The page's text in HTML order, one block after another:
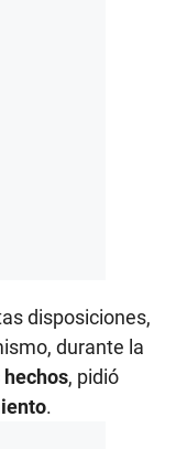
disposiciones,
durante la
, pidió
.